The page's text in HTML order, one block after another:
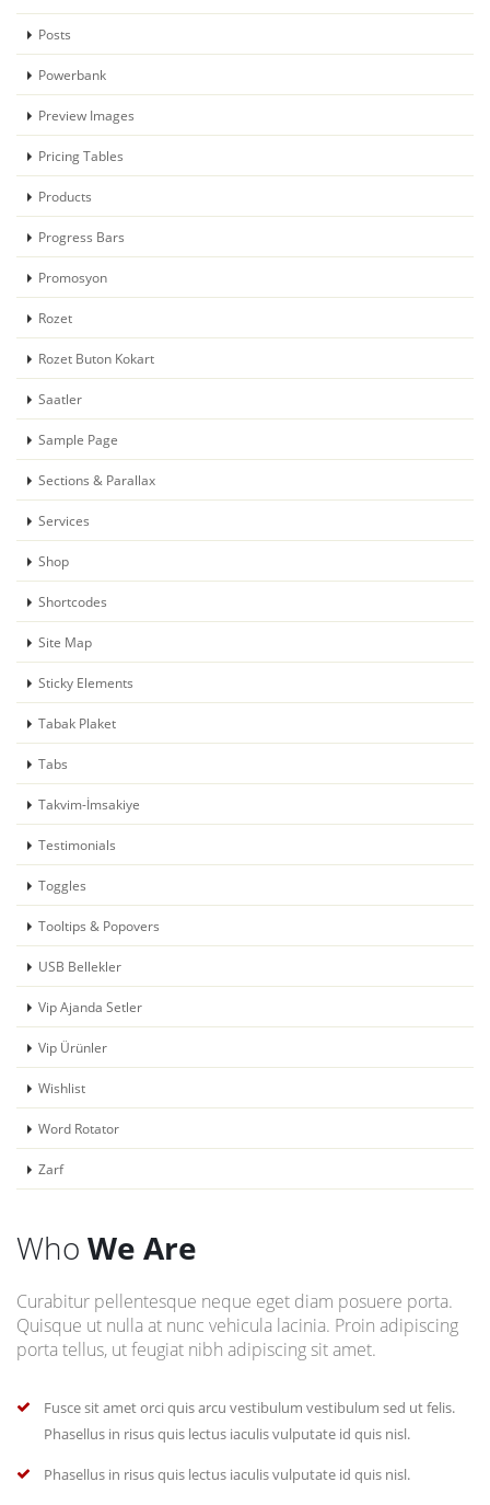
Posts
Powerbank
Preview Images
Pricing Tables
Products
Progress Bars
Promosyon
Rozet
Rozet Buton Kokart
Saatler
Sample Page
Sections & Parallax
Services
Shop
Shortcodes
Site Map
Sticky Elements
Tabak Plaket
Tabs
Takvim-İmsakiye
Testimonials
Toggles
Tooltips & Popovers
USB Bellekler
Vip Ajanda Setler
Vip Ürünler
Wishlist
Word Rotator
Zarf
Who We Are
Curabitur pellentesque neque eget diam posuere porta.
Quisque ut nulla at nunc vehicula lacinia. Proin adipiscing
porta tellus, ut feugiat nibh adipiscing sit amet.
Fusce sit amet orci quis arcu vestibulum vestibulum sed ut felis.
Phasellus in risus quis lectus iaculis vulputate id quis nisl.
Phasellus in risus quis lectus iaculis vulputate id quis nisl.